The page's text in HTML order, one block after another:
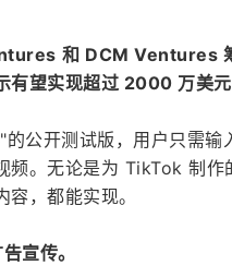
和 DCM Ventures
有望实现超过 2000 万美元
公开测试版，用户只需输
频。无论是为 TikTok 制
，都能实现。
宣传。